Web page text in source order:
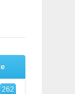
262